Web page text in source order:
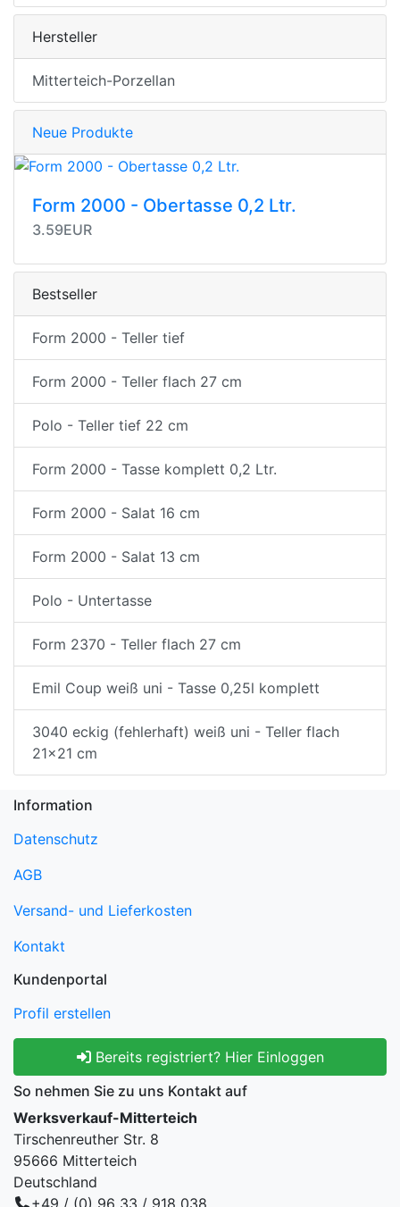
Hersteller
Mitterteich-Porzellan
Neue Produkte
Form 2000 - Obertasse 0,2 Ltr.
3.59EUR
Bestseller
Form 2000 - Teller tief
Form 2000 - Teller flach 27 cm
Polo - Teller tief 22 cm
Form 2000 - Tasse komplett 0,2 Ltr.
Form 2000 - Salat 16 cm
Form 2000 - Salat 13 cm
Polo - Untertasse
Form 2370 - Teller flach 27 cm
Emil Coup weiß uni - Tasse 0,25l komplett
3040 eckig (fehlerhaft) weiß uni - Teller flach
21x21 cm
Information
Datenschutz
AGB
Versand- und Lieferkosten
Kontakt
Kundenportal
Profil erstellen
Bereits registriert? Hier Einloggen
So nehmen Sie zu uns Kontakt auf
Werksverkauf-Mitterteich
Tirschenreuther Str. 8
95666 Mitterteich
Deutschland